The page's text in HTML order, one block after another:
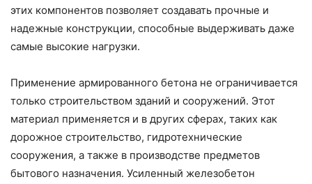
этих компонентов позволяет создавать прочные и
надежные конструкции, способные выдерживать даже
самые высокие нагрузки.
Применение армированного бетона не ограничивается
только строительством зданий и сооружений. Этот
материал применяется и в других сферах, таких как
дорожное строительство, гидротехнические
сооружения, а также в производстве предметов
бытового назначения. Усиленный железобетон